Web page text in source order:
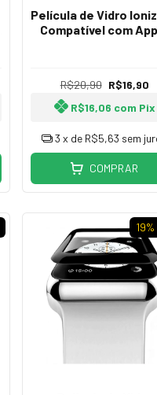
Película de Vidro
Compatível com
R$20,90 R$16,90
R$16,06 com Pix
3 x de R$5,63 sem
COMPRAR
19